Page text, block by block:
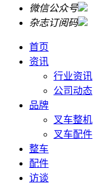
微信公众号
杂志订阅码
首页
资讯
行业资讯
公司动态
品牌
叉车整机
叉车配件
整车
配件
访谈